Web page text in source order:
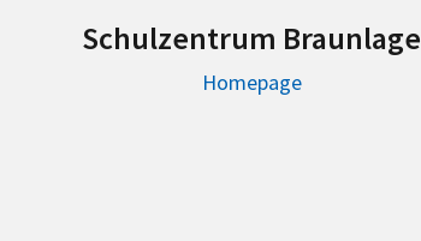
Schulzentrum Braunlage
Homepage